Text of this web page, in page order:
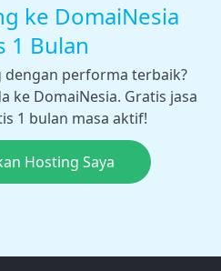
ke DomaiNesia
1 Bulan
performa terbaik?
ke DomaiNesia. Gratis jasa
1 bulan masa aktif!
Hosting Saya